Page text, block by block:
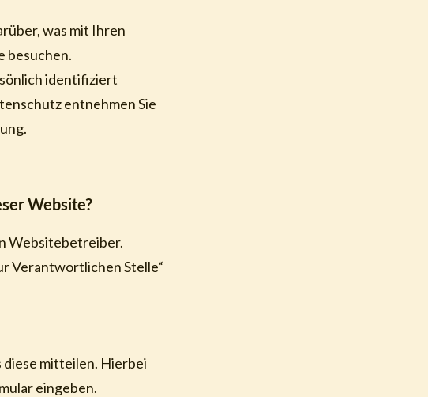
was mit Ihren
besuchen.
identifiziert
entnehmen Sie
Website?
Websitebetreiber.
Verantwortlichen Stelle“
diese mitteilen. Hierbei
eingeben.